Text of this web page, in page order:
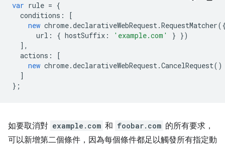
var rule = {
conditions :
[
new chrome.declarativeWebRequest.RequestMatcher
url : { hostSuffix : 'example.com' } })
],
actions :
[
new chrome.declarativeWebRequest.CancelRequest()
]
};
如要取消對 example.com 和 foobar.com 的所有要求，
可以新增第二個條件，因為每個條件都足以觸發所有指定動